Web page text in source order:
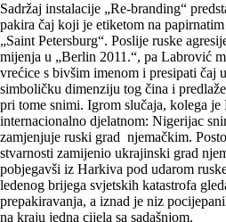
Sadržaj instalacije „Re-branding“
pakira čaj koji je etiketom na
„Saint Petersburg“. Poslije ruske
mijenja u „Berlin 2011.“, pa Labrović
vrećice s bivšim imenom i presipati čaj
simboličku dimenziju tog čina i
pri tome snimi. Igrom slučaja, kolega
internacionalno djelatnom: Nigerijac
zamjenjuje ruski grad njemačkim.
stvarnosti zamijenio ukrajinski grad
pobjegavši iz Harkiva pod udarom
ledenog brijega svjetskih katastrofa
prepakiravanja, a iznad je niz
na kraju jedna cijela sa sadašnjom.